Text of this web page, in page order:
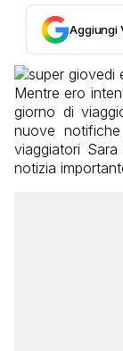
Aggiungi
Mentre ero
giorno di
nuove
viaggiatori
notizia